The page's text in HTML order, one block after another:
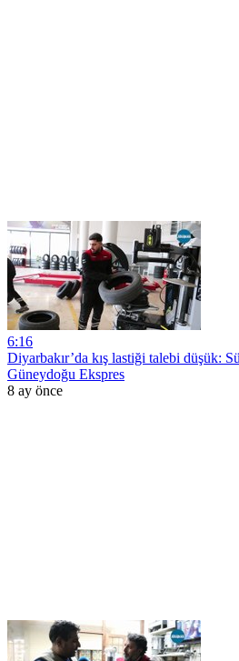
6:16
Diyarbakır’da kış lastiği talebi düşük:
Güneydoğu Ekspres
8 ay önce